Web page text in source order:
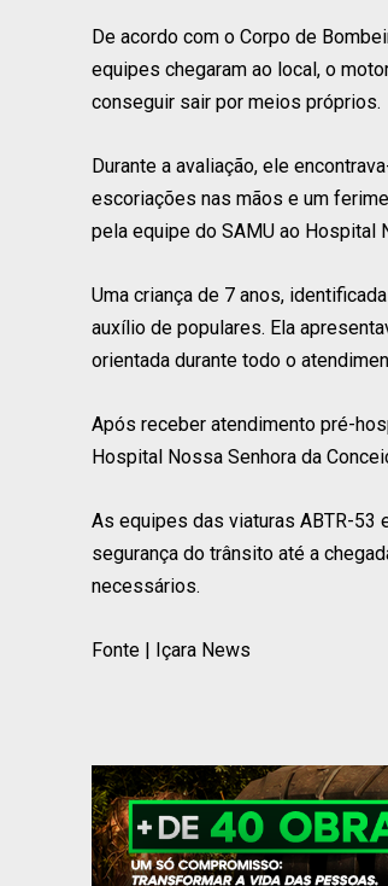
De acordo com o Corpo de
equipes chegaram ao local, o
conseguir sair por meios próprios.
Durante a avaliação, ele
escoriações nas mãos e um
pela equipe do SAMU ao Hospital
Uma criança de 7 anos,
auxílio de populares. Ela
orientada durante todo o
Após receber atendimento pré-
Hospital Nossa Senhora da
As equipes das viaturas ABTR-53
segurança do trânsito até a
necessários.
Fonte | Içara News